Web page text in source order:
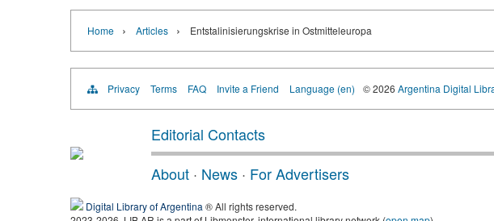
Home › Articles › Entstalinisierungskrise in Ostmitteleuropa
Privacy Terms FAQ Invite a Friend Language (en) © 2026 Argentina Digital
Editorial Contacts
About · News · For Advertisers
Digital Library of Argentina ® All rights reserved.